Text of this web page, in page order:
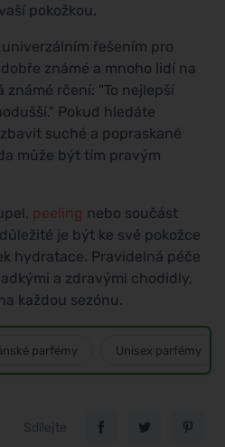
pokožkou.
řešením pro
známé a mnoho lidí na
rčení: "To nejlepší
Pokud hledáte
suché a popraskané
může být tím pravým
peeling nebo součást
je být ke své pokožce
hydratace. Pravidelná péče
a zdravými chodidly,
každou sezónu.
parfémy Unisex parfémy
Sdílejte